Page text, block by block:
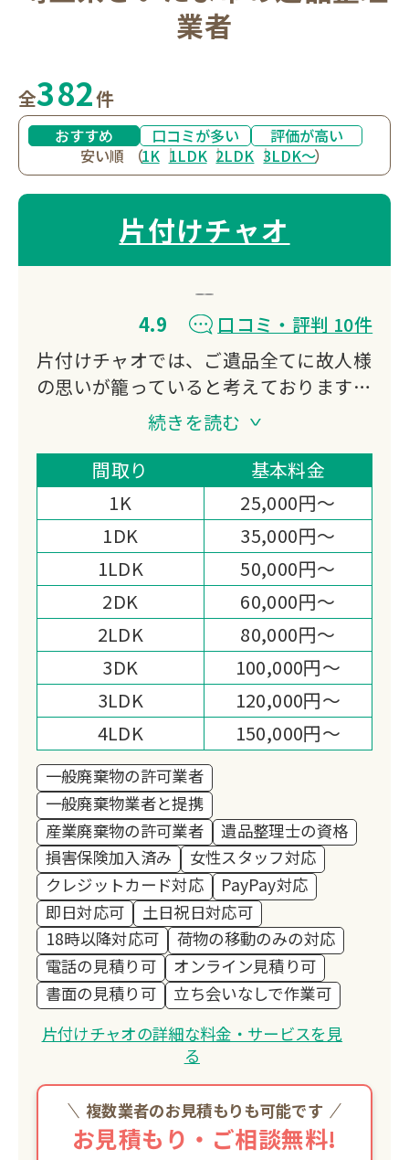
業者
全382件
おすすめ 口コミが多い
評価が高い
安い順
（1K 1LDK 2LDK 3LDK〜）
片付けチャオ
4.9
口コミ・評判 10件
片付けチャオでは、ご遺品全てに故人様
の思いが籠っていると考えております。
どのようなご遺品でも一つひとつ丁寧に
取り扱い、お客様のご状況の合わせて丁
寧に作業いたします。
処分品が多い場合や処理困難物がある場
合でも全て対応いたします。
女性スタッフも在籍しております。
女性だからこそできる気配りや丁寧な作
業をいたしますので、どうぞお気軽にお
申し付けください。
また他社では買取り出来ない様なモノで
も高額にて買取り出来る場合がございま
すので何でもご相談ください！
続きを読む
間取り
基本料金
1K
25,000円～
1DK
35,000円～
1LDK
50,000円～
2DK
60,000円～
2LDK
80,000円～
3DK
100,000円～
3LDK
120,000円～
4LDK
150,000円～
一般廃棄物の許可業者
一般廃棄物業者と提携
産業廃棄物の許可業者
遺品整理士の資格
損害保険加入済み
女性スタッフ対応
クレジットカード対応
PayPay対応
即日対応可
土日祝日対応可
18時以降対応可
荷物の移動のみの対応
電話の見積り可
オンライン見積り可
書面の見積り可
立ち会いなしで作業可
片付けチャオの詳細な料金・サービスを見
る
複数業者のお見積もりも可能です
お見積もり・ご相談無料!